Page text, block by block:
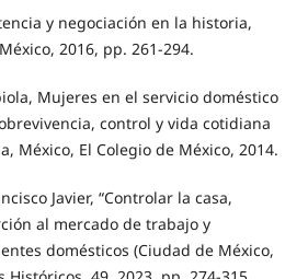
y negociación en la historia,
2016, pp. 261-294.
Mujeres en el servicio doméstico
control y vida cotidiana
México, El Colegio de México, 2014.
Javier, “Controlar la casa,
al mercado de trabajo y
domésticos (Ciudad de México,